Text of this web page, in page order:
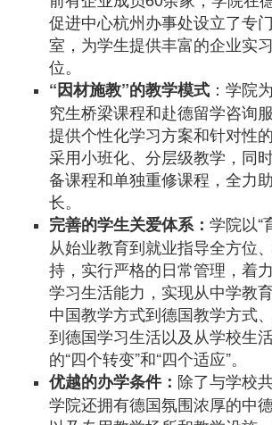
促进中心杭州办事处设立了专
室，为学生提供丰富的企业实
位。
“因材施教”的教学模式 ：学院
究生桥梁课程和赴德留学咨询
提供个性化学习方案和针对性
采用小班化、分层级教学，同
备课程和单独重修课程，全力
长。
完善的学生关爱体系： 学院以“
从始业教育到就业指导全方位
持，实行严格的日常管理，着
学习生活能力，实现从中学教
中国教学方式到德国教学方式
到德国学习生活以及从学校生
的“四个转变”和“四个适应”。
优越的办学条件： 除了与学校
学院还拥有德国氛围浓厚的中